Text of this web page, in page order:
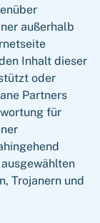
außerhalb
Inhalt dieser
oder
Partners
für
Trojanern und